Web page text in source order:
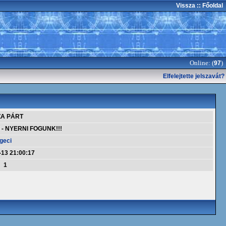
Vissza :: Főoldal
Online: (97)
Elfelejtette jelszavát?
PÁRT
NYERNI FOGUNK!!!
geci
21:00:17
1